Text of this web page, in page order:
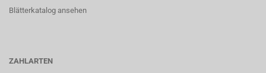
Blätterkatalog ansehen
ZAHLARTEN